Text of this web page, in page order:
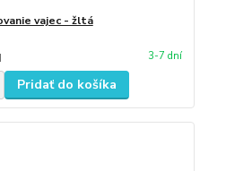
vajec - žltá
3-7 dní
Pridať do košíka